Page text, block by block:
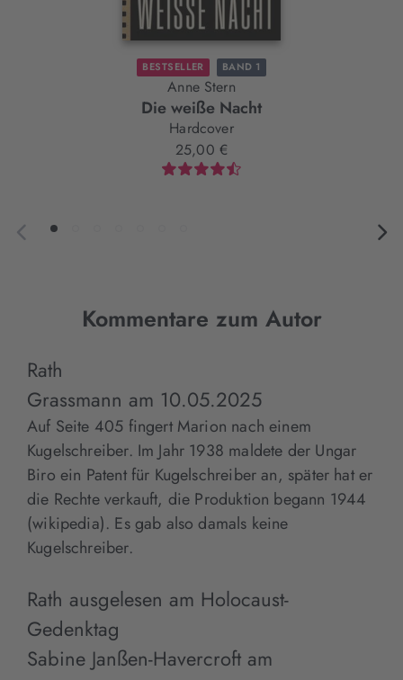
BESTSELLER BAND 1
Anne Stern
Die weiße Nacht
Hardcover
25,00 €
Kommentare zum Autor
Rath
Grassmann am 10.05.2025
Auf Seite 405 fingert Marion nach einem
Kugelschreiber. Im Jahr 1938 maldete der Ungar
Biro ein Patent für Kugelschreiber an, später hat er
die Rechte verkauft, die Produktion begann 1944
(wikipedia). Es gab also damals keine
Kugelschreiber.
Rath ausgelesen am Holocaust-
Gedenktag
Sabine Janßen-Havercroft am